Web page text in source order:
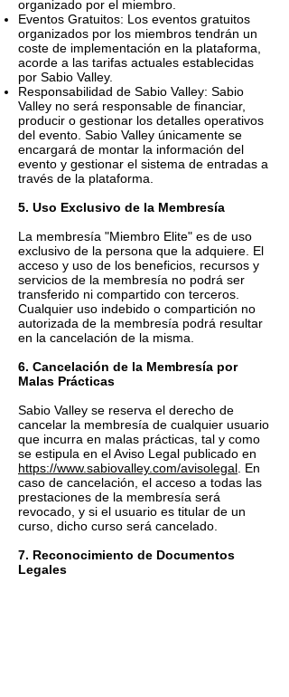
organizado por el miembro.
Eventos Gratuitos: Los eventos gratuitos
organizados por los miembros tendrán un
coste de implementación en la plataforma,
acorde a las tarifas actuales establecidas
por Sabio Valley.
Responsabilidad de Sabio Valley: Sabio
Valley no será responsable de financiar,
producir o gestionar los detalles operativos
del evento. Sabio Valley únicamente se
encargará de montar la información del
evento y gestionar el sistema de entradas a
través de la plataforma.
5. Uso Exclusivo de la Membresía
La membresía "Miembro Elite" es de uso
exclusivo de la persona que la adquiere. El
acceso y uso de los beneficios, recursos y
servicios de la membresía no podrá ser
transferido ni compartido con terceros.
Cualquier uso indebido o compartición no
autorizada de la membresía podrá resultar
en la cancelación de la misma.
6. Cancelación de la Membresía por
Malas Prácticas
Sabio Valley se reserva el derecho de
cancelar la membresía de cualquier usuario
que incurra en malas prácticas, tal y como
se estipula en el Aviso Legal publicado en
https://www.sabiovalley.com/avisolegal . En
caso de cancelación, el acceso a todas las
prestaciones de la membresía será
revocado, y si el usuario es titular de un
curso, dicho curso será cancelado.
7. Reconocimiento de Documentos
Legales